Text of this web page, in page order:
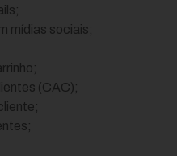
mídias sociais;
(CAC);